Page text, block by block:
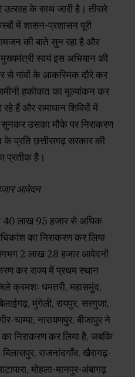
उत्साह के साथ जारी है। तीसरे
में शासन-प्रशासन पूरी
की बाते सुन रहा है और
स्वयं इस अभियान की
से गांवों के आकस्मिक दौरे कर
हकीकत का मूल्यांकन कर
हैं और समाधान शिविरों में
उसका मौके पर निराकरण
प्रति छत्तीसगढ़ सरकार की
प्रतीक है।
आवेदन
लाख 95 हजार से अधिक
का निराकरण कर लिया
2 लाख 28 हजार आवेदनों
कर राज्य में प्रथम स्थान
क्रमशः धमतरी, महासमुंद,
मुंगेली, रायपुर, सरगुजा,
चाम्पा, नारायणपुर, बीजापुर ने
निराकरण कर लिया है, जबकि
बिलासपुर, राजनांदगाँव, खैरागढ़-
मोहला-मानपुर-अंबागढ़